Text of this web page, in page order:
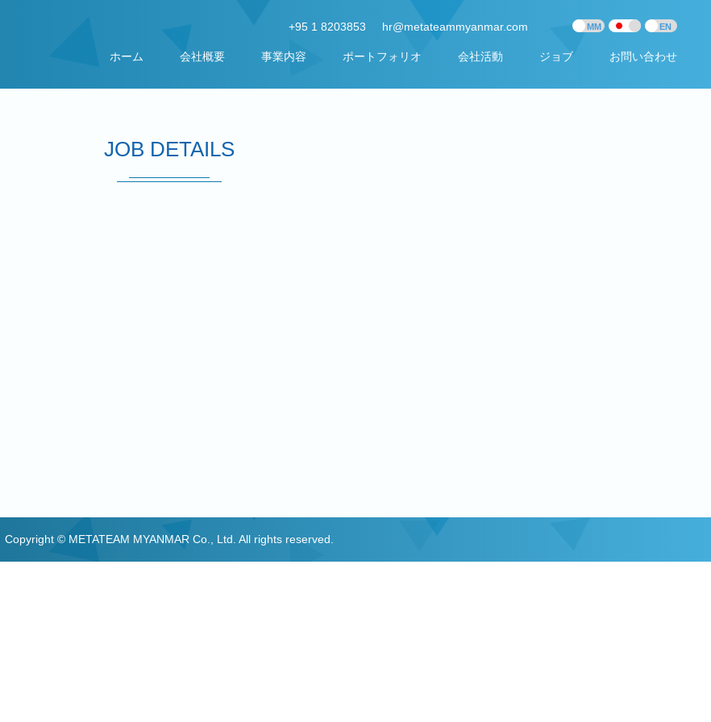
+95 1 8203853 hr@metateammyanmar.com
ホーム 会社概要 事業内容 ポートフォリオ 会社活動 ジョブ お問い合わせ
JOB DETAILS
Copyright © METATEAM MYANMAR Co., Ltd. All rights reserved.